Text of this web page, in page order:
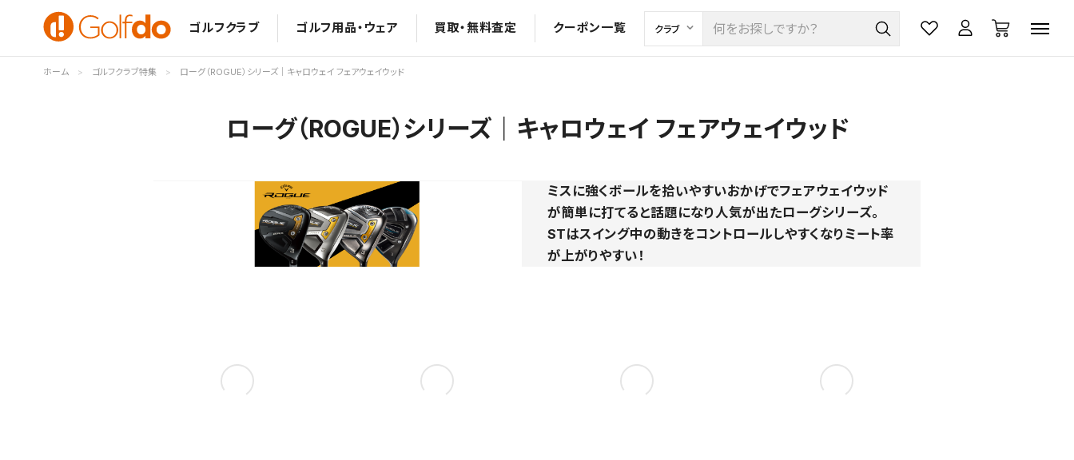
ゴルフクラブ ゴルフ用品・ウェア 買取・無料査定 クーポン一覧
ホーム ゴルフクラブ特集 ローグ（ROGUE）シリーズ｜キャロウェイ フェアウェイウッド
ローグ（ROGUE）シリーズ｜キャロウェイ フェアウェイウッド
ミスに強くボールを拾いやすいおかげでフェアウェイウッド
が簡単に打てると話題になり人気が出たローグシリーズ。
STはスイング中の動きをコントロールしやすくなりミート率
が上がりやすい！